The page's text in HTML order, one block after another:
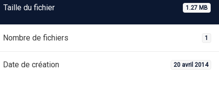
Taille du fichier 1.27 MB
Nombre de fichiers 1
Date de création 20 avril 2014